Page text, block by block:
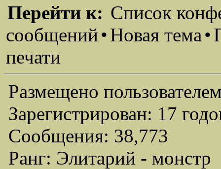
Перейти к: Список
сообщений•Новая тема•
печати
Размещено
Зарегистрирован: 17
Сообщения: 38,773
Ранг: Элитарий - монстр